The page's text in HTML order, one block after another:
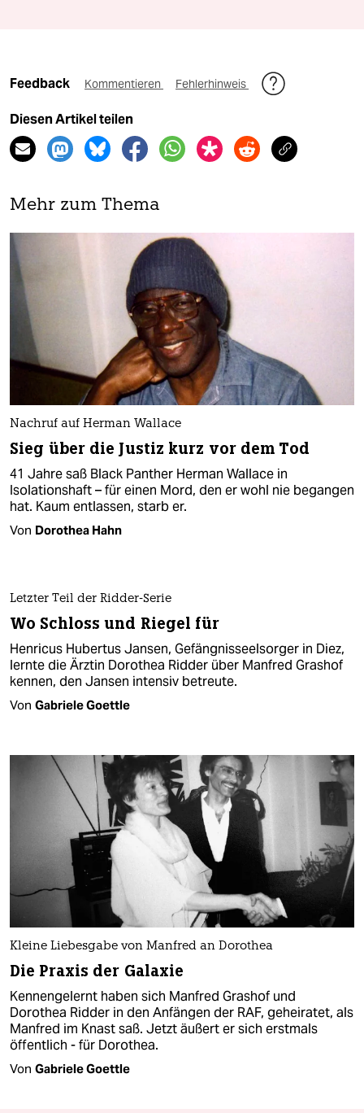
Feedback Kommentieren Fehlerhinweis
Diesen Artikel teilen
Mehr zum Thema
Nachruf auf Herman Wallace
Sieg über die Justiz kurz vor dem Tod
41 Jahre saß Black Panther Herman Wallace in
Isolationshaft – für einen Mord, den er wohl nie begangen
hat. Kaum entlassen, starb er.
Von Dorothea Hahn
Letzter Teil der Ridder-Serie
Wo Schloss und Riegel für
Henricus Hubertus Jansen, Gefängnisseelsorger in Diez,
lernte die Ärztin Dorothea Ridder über Manfred Grashof
kennen, den Jansen intensiv betreute.
Von Gabriele Goettle
Kleine Liebesgabe von Manfred an Dorothea
Die Praxis der Galaxie
Kennengelernt haben sich Manfred Grashof und
Dorothea Ridder in den Anfängen der RAF, geheiratet, als
Manfred im Knast saß. Jetzt äußert er sich erstmals
öffentlich - für Dorothea.
Von Gabriele Goettle